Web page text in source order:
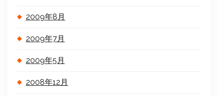
2009年8月
2009年7月
2009年5月
2008年12月